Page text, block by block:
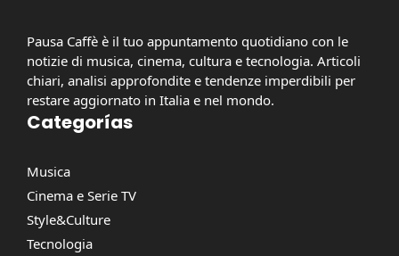
Pausa Caffè è il tuo appuntamento quotidiano con le
notizie di musica, cinema, cultura e tecnologia. Articoli
chiari, analisi approfondite e tendenze imperdibili per
restare aggiornato in Italia e nel mondo.
Categorías
Musica
Cinema e Serie TV
Style&Culture
Tecnologia